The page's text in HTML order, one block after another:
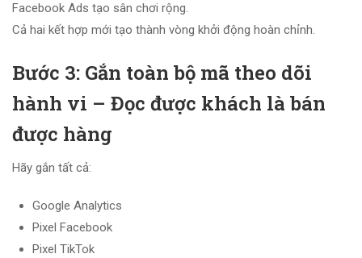
Facebook Ads tạo sân chơi rộng.
Cả hai kết hợp mới tạo thành vòng khởi động hoàn chỉnh.
Bước 3: Gắn toàn bộ mã theo dõi
hành vi – Đọc được khách là bán
được hàng
Hãy gắn tất cả:
Google Analytics
Pixel Facebook
Pixel TikTok